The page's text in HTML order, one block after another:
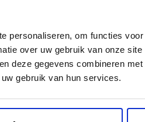
personaliseren, om functies
over uw gebruik van onze
deze gegevens combineren
gebruik van hun services.